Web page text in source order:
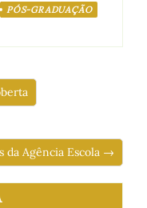
PÓS-GRADUAÇÃO
da Agência Escola →